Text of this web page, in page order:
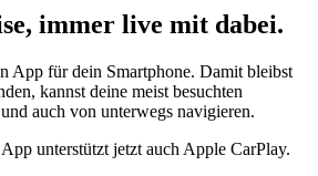
immer live mit dabei.
App für dein Smartphone. Damit bleibst
kannst deine meist besuchten
auch von unterwegs navigieren.
unterstützt jetzt auch Apple CarPlay.